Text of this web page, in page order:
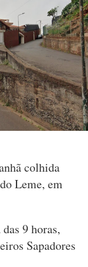
colhida
Leme, em
9 horas,
Sapadores